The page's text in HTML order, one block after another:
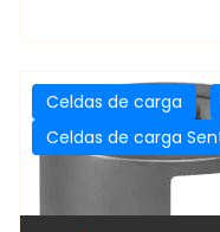
Celdas de carga
Celdas de carga